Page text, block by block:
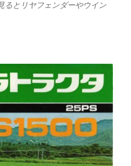
るとリヤフェンダーやウイン